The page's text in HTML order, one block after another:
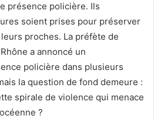
présence policière. Ils
soient prises pour préserver
proches. La préfète de
a annoncé un
policière dans plusieurs
la question de fond demeure :
spirale de violence qui menace
?